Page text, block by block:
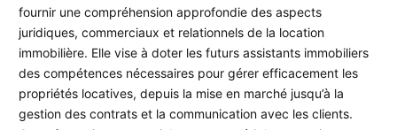
fournir une compréhension approfondie des aspects
juridiques, commerciaux et relationnels de la location
immobilière. Elle vise à doter les futurs assistants immobiliers
des compétences nécessaires pour gérer efficacement les
propriétés locatives, depuis la mise en marché jusqu’à la
gestion des contrats et la communication avec les clients.